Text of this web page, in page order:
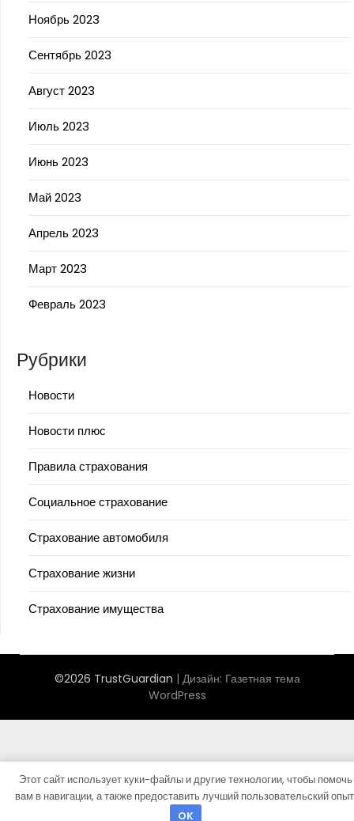
Ноябрь 2023
Сентябрь 2023
Август 2023
Июль 2023
Июнь 2023
Май 2023
Апрель 2023
Март 2023
Февраль 2023
Рубрики
Новости
Новости плюс
Правила страхования
Социальное страхование
Страхование автомобиля
Страхование жизни
Страхование имущества
©2026 TrustGuardian | Дизайн: Газетная тема
WordPress
Этот сайт использует куки-файлы и другие технологии, чтобы помочь
вам в навигации, а также предоставить лучший пользовательский
OK